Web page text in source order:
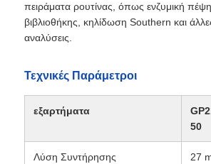
Αρχική
πειράματα ρουτίνας, όπως ενζυμική
βιβλιοθήκης, κηλίδωση Southern και
αναλύσεις.
Τεχνικές Παράμετροι
εξαρτήματα
50
Λύση Συντήρησης 27